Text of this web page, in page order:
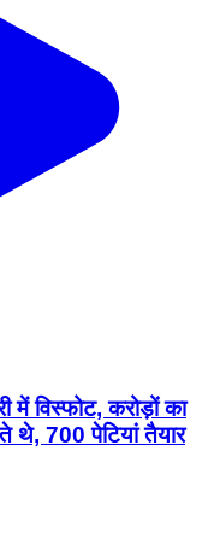
विस्फोट, करोड़ों का
थे, 700 पेटियां तैयार